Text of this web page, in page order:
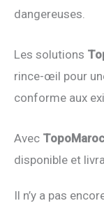
dangereuses.
Les solutions
rince-œil pour
conforme aux
Avec TopoMaroc
disponible et
Il n’y a pas